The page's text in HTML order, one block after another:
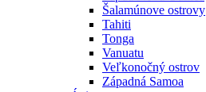
Šalamúnove ostrovy
Tahiti
Tonga
Vanuatu
Veľkonočný ostrov
Západná Samoa